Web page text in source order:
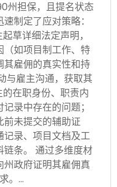
州担保，且提名状态
制定了应对策略：
草详细法定声明，
如项目制工作、特
雇佣的真实性和持
与雇主沟通，获取其
在职身份、职责内
录中存在的问题；
前未提交的辅助证
录、项目文档及工
条。 通过多维度材
政府证明其雇佣真
。…